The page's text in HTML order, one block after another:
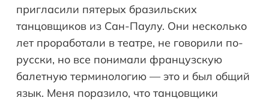
пригласили пятерых бразильских
танцовщиков из Сан-Паулу. Они несколько
лет проработали в театре, не говорили по-
русски, но все понимали французскую
балетную терминологию — это и был общий
язык. Меня поразило, что танцовщики